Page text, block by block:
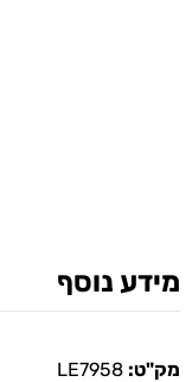
מידע נוסף
מק"ט: